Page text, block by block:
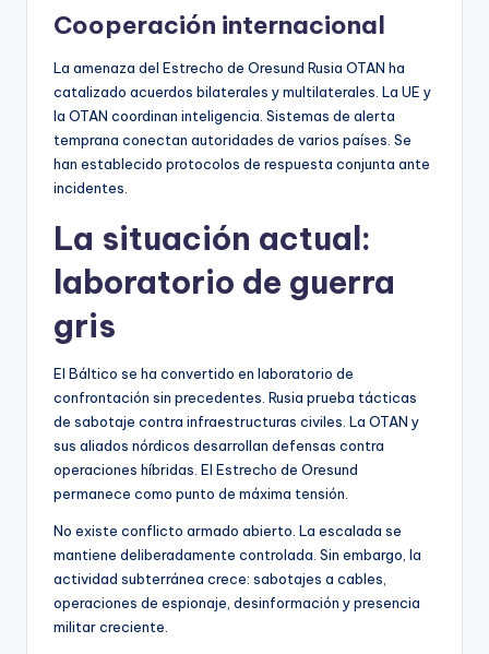
Cooperación internacional
La amenaza del Estrecho de Oresund Rusia OTAN ha
catalizado acuerdos bilaterales y multilaterales. La UE y
la OTAN coordinan inteligencia. Sistemas de alerta
temprana conectan autoridades de varios países. Se
han establecido protocolos de respuesta conjunta ante
incidentes.
La situación actual:
laboratorio de guerra
gris
El Báltico se ha convertido en laboratorio de
confrontación sin precedentes. Rusia prueba tácticas
de sabotaje contra infraestructuras civiles. La OTAN y
sus aliados nórdicos desarrollan defensas contra
operaciones híbridas. El Estrecho de Oresund
permanece como punto de máxima tensión.
No existe conflicto armado abierto. La escalada se
mantiene deliberadamente controlada. Sin embargo, la
actividad subterránea crece: sabotajes a cables,
operaciones de espionaje, desinformación y presencia
militar creciente.